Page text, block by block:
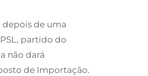
de uma
partido do
não dará
de Importação.